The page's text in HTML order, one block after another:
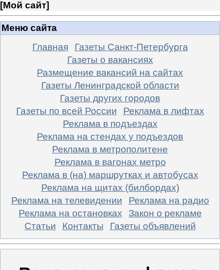
[Мой сайт]
Меню сайта
Главная
Газеты Санкт-Петербурга
Газеты о вакансиях
Размещение вакансий на сайтах
Газеты Ленинградской области
Газеты других городов
Газеты по всей России
Реклама в лифтах
Реклама в подъездах
Реклама на стендах у подъездов
Реклама в метрополитене
Реклама в вагонах метро
Реклама в (на) маршрутках и автобусах
Реклама на щитах (билбордах)
Реклама на телевидении
Реклама на радио
Реклама на остановках
Закон о рекламе
Статьи
Контакты Газеты объявлений